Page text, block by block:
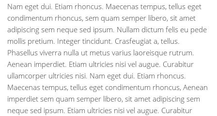
Nam eget dui. Etiam rhoncus. Maecenas tempus, tellus eget
condimentum rhoncus, sem quam semper libero, sit amet
adipiscing sem neque sed ipsum. Nullam dictum felis eu pede
mollis pretium. Integer tincidunt. Crasfeugiat a, tellus.
Phasellus viverra nulla ut metus varius laoreisque rutrum.
Aenean imperdiet. Etiam ultricies nisi vel augue. Curabitur
ullamcorper ultricies nisi. Nam eget dui. Etiam rhoncus.
Maecenas tempus, tellus eget condimentum rhoncus, Aenean
imperdiet sem quam semper libero, sit amet adipiscing sem
neque sed ipsum. Etiam ultricies nisi vel augue. Curabitur